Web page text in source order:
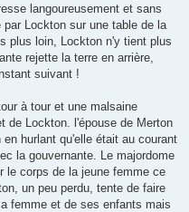
langoureusement et sans
Lockton sur une table de la
plus loin, Lockton n'y tient plus
rejette la terre en arrière,
suivant !
à tour et une malsaine
de Lockton. l'épouse de Merton
hurlant qu'elle était au courant
la gouvernante. Le majordome
le corps de la jeune femme ce
un peu perdu, tente de faire
femme et de ses enfants mais